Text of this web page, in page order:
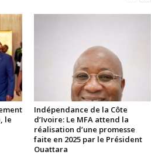
le
Indépendance de la Côte
d’Ivoire: Le MFA attend la
réalisation d’une promesse
faite en 2025 par le Président
Ouattara